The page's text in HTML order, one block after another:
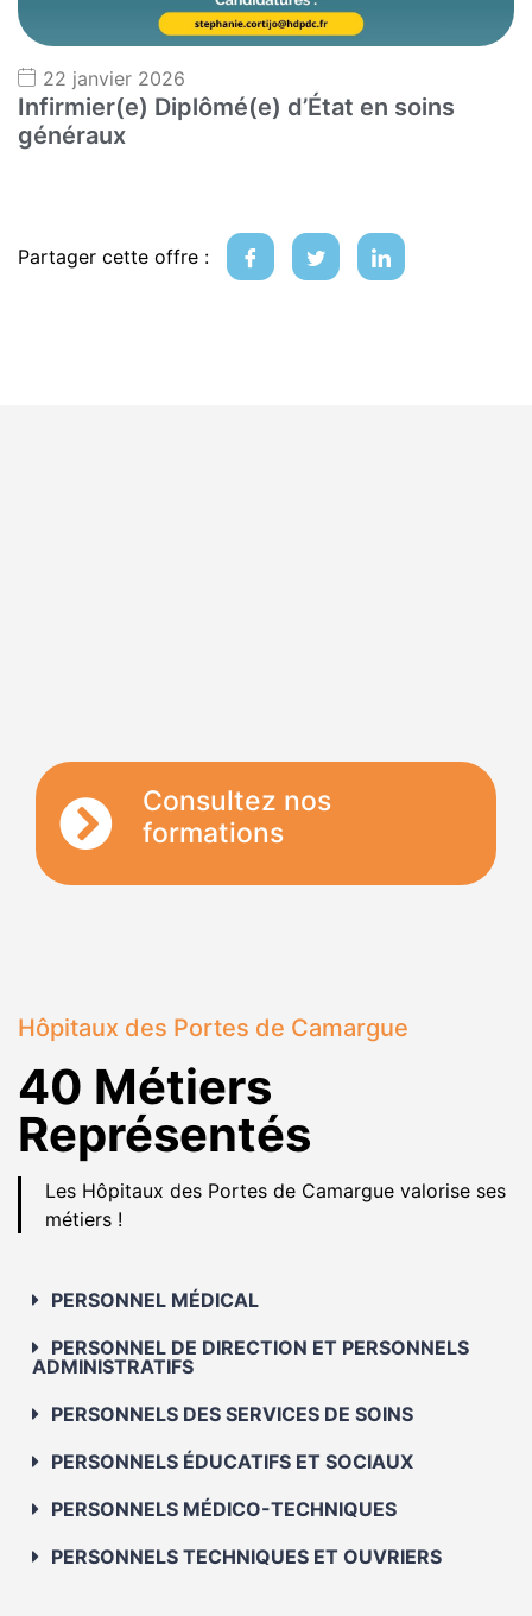
22 janvier 2026
Infirmier(e) Diplômé(e) d’État en soins
généraux
Partager cette offre :
Consultez nos
formations
Hôpitaux des Portes de Camargue
40 Métiers
Représentés
Les Hôpitaux des Portes de Camargue valorise ses
métiers !
PERSONNEL MÉDICAL
PERSONNEL DE DIRECTION ET PERSONNELS
ADMINISTRATIFS
PERSONNELS DES SERVICES DE SOINS
PERSONNELS ÉDUCATIFS ET SOCIAUX
PERSONNELS MÉDICO-TECHNIQUES
PERSONNELS TECHNIQUES ET OUVRIERS